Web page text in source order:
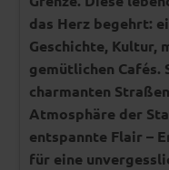
das Herz begehrt:
Geschichte, Kultur,
gemütlichen Cafés.
charmanten
Atmosphäre der
entspannte Flair –
für eine